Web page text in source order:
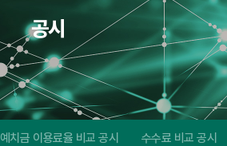
공시
예치금 이용료율 비교 공시 수수료 비교 공시